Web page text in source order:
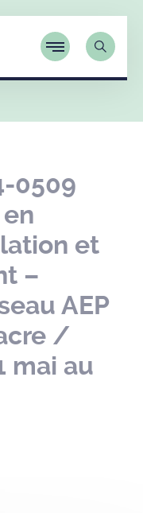
0509
et
–
AEP
/
mai au